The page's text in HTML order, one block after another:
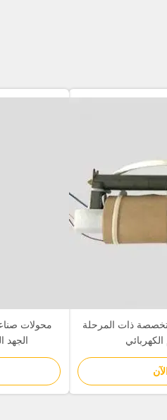
ذات المرحلة
الكهربائي
الجهد